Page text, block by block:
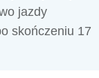
jazdy
skończeniu 17